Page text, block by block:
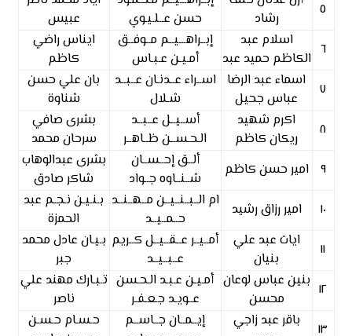
٥
رشاد
حسن عــلـيـوي
عبيس
٦
اسلام عبد
الكاظم حميد عبد
إبــراهـــيــم مــوفــق
أمـيـن عـبـاس
ايناس راضي
كاظم
٧
اسماء عبد الرضا
عباس جحيل
اســراء عــدنـان عــبــد
شـلال
بان علي حسن
شناوة
٨
اكرم شهيد
ريكان كاظم
أســيــل عــبــد
الـحـســن ظــاهــر
بشرى صافي
سرحان محمد
٩
امير حسن كاظم
ألــق إحــســان
شــنــاوه جــواد
بشرى عبدالوهاب
شاكر صادق
١٠
امير رزاق رشيد
ام الــبــنــيــن مــهــنــد
حــمــيــد
بـنـيـن نـجـم عبد
الحمزة
١١
ايات عبد علي
بنيان
أمــيــر عــقــيــل كــريم
عــبــيــد
بـيـان عادل محمد
جبر
١٢ بنين عباس لوعان
محسن
أمـيـن عـبـد الـحـسن
عــويـد جـعـفـر
تـبـارك مهند علي
ناصر
١٣
باقر عبد زاجي
إيــمــان جــاســم
حـسـام حـسـن